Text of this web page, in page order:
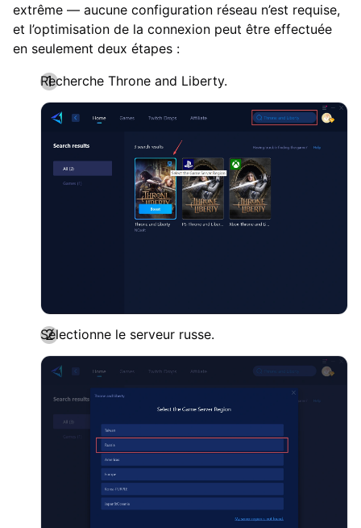
extrême — aucune configuration réseau n’est requise,
et l’optimisation de la connexion peut être effectuée
en seulement deux étapes :
Recherche Throne and Liberty.
Sélectionne le serveur russe.